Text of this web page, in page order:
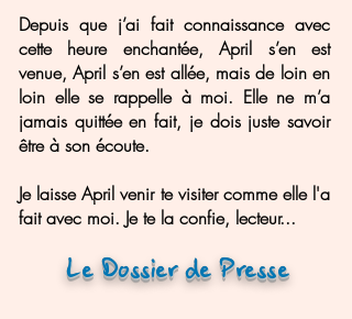
Depuis que j’ai fait connaissance avec
cette heure enchantée, April s’en est
venue, April s’en est allée, mais de loin en
loin elle se rappelle à moi. Elle ne m’a
jamais quittée en fait, je dois juste savoir
être à son écoute.
Je laisse April venir te visiter comme elle l'a
fait avec moi. Je te la confie, lecteur...
Le Dossier de Presse